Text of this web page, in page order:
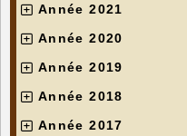
Année 2021
Année 2020
Année 2019
Année 2018
Année 2017